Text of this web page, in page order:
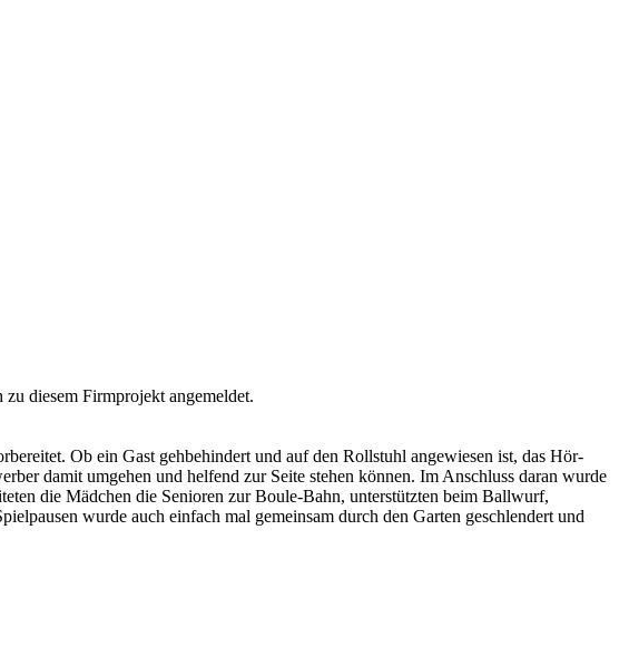
diesem Firmprojekt angemeldet.
Ob ein Gast gehbehindert und auf den Rollstuhl angewiesen ist, das Hör-
damit umgehen und helfend zur Seite stehen können. Im Anschluss daran wurde
die Mädchen die Senioren zur Boule-Bahn, unterstützten beim Ballwurf,
wurde auch einfach mal gemeinsam durch den Garten geschlendert und